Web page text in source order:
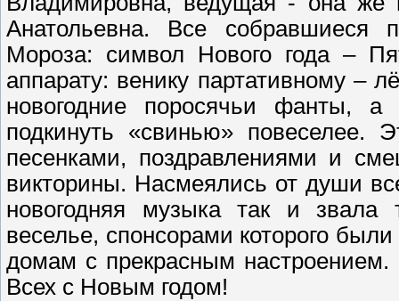
Анатольевна. Все собравшиеся
Мороза: символ Нового года –
аппарату: венику партативному –
новогодние поросячьи фанты, а
подкинуть «свинью»
песенками, поздравлениями и
викторины. Насмеялись от души
новогодняя музыка так и звала
веселье, спонсорами которого
домам с прекрасным настроением.
Всех с Новым годом!